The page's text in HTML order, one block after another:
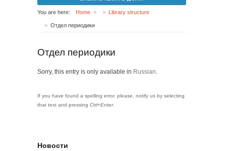
You are here: Home Library structure
Отдел периодики
Отдел периодики
Sorry, this entry is only available in Russian.
If you have found a spelling error, please, notify us by selecting
that text and pressing Ctrl+Enter.
Новости